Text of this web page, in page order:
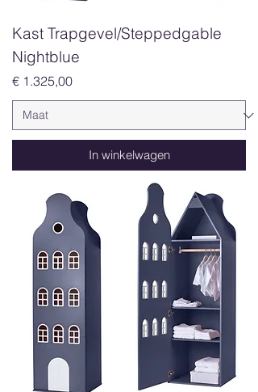
Kast Trapgevel/Steppedgable
Nightblue
Prijs
€ 1.325,00
In winkelwagen